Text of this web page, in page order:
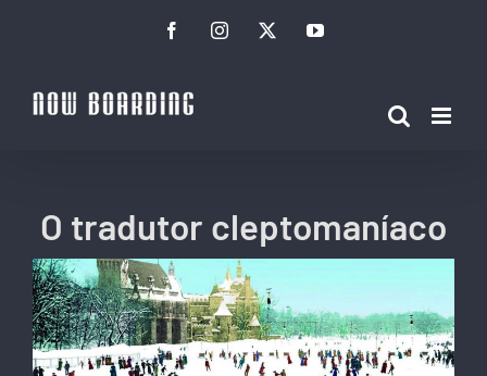
conteúdo
FacebookInstagramTwitterYouTube
O tradutor cleptomaníaco